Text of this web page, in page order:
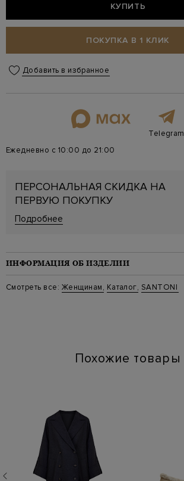
КУПИТЬ
ПОКУПКА В 1 КЛИК
Добавить в избранное
Telegram
Ежедневно с 10:00 до 21:00
ПЕРСОНАЛЬНАЯ СКИДКА НА
ПЕРВУЮ ПОКУПКУ
Подробнее
ИНФОРМАЦИЯ ОБ ИЗДЕЛИИ
Материал: кожа 100%
На модели: Размер 7,5
Смотреть все: Женщинам, Каталог, SANTONI
Похожие товары